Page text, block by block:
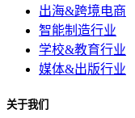
出海&跨境电商
智能制造行业
学校&教育行业
媒体&出版行业
关于我们